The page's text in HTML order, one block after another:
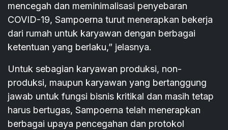
mencegah dan meminimalisasi penyebaran
COVID-19, Sampoerna turut menerapkan bekerja
dari rumah untuk karyawan dengan berbagai
ketentuan yang berlaku,” jelasnya.
Untuk sebagian karyawan produksi, non-
produksi, maupun karyawan yang bertanggung
jawab untuk fungsi bisnis kritikal dan masih tetap
harus bertugas, Sampoerna telah menerapkan
berbagai upaya pencegahan dan protokol